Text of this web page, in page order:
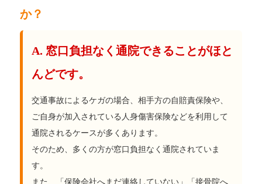
か？
A. 窓口負担なく通院できることがほと
んどです。
交通事故によるケガの場合、相手方の自賠責保険や、
ご自身が加入されている人身傷害保険などを利用して
通院されるケースが多くあります。
そのため、多くの方が窓口負担なく通院されていま
す。
また、「保険会社へまだ連絡していない」「接骨院へ